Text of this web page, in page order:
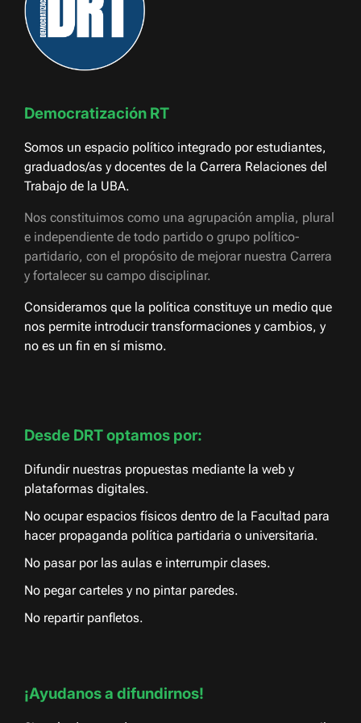
Democratización RT
Somos un espacio político integrado por estudiantes,
graduados/as y docentes de la Carrera Relaciones del
Trabajo de la UBA.
Nos constituimos como una agrupación amplia, plural
e independiente de todo partido o grupo político-
partidario, con el propósito de mejorar nuestra Carrera
y fortalecer su campo disciplinar.
Consideramos que la política constituye un medio que
nos permite introducir transformaciones y cambios, y
no es un fin en sí mismo.
Desde DRT optamos por:
Difundir nuestras propuestas mediante la web y
plataformas digitales.
No ocupar espacios físicos dentro de la Facultad para
hacer propaganda política partidaria o universitaria.
No pasar por las aulas e interrumpir clases.
No pegar carteles y no pintar paredes.
No repartir panfletos.
¡Ayudanos a difundirnos!